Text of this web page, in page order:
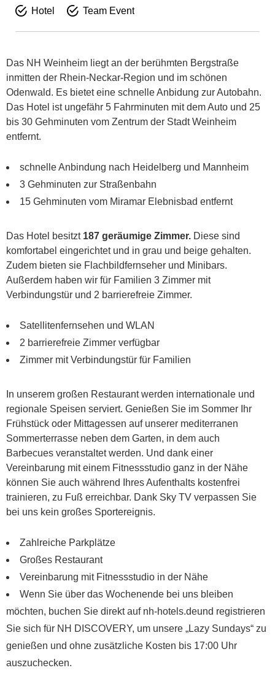
Hotel Team Event
Das NH Weinheim liegt an der berühmten Bergstraße
inmitten der Rhein-Neckar-Region und im schönen
Odenwald. Es bietet eine schnelle Anbidung zur Autobahn.
Das Hotel ist ungefähr 5 Fahrminuten mit dem Auto und 25
bis 30 Gehminuten vom Zentrum der Stadt Weinheim
entfernt.
schnelle Anbindung nach Heidelberg und Mannheim
3 Gehminuten zur Straßenbahn
15 Gehminuten vom Miramar Elebnisbad entfernt
Das Hotel besitzt 187 geräumige Zimmer. Diese sind
komfortabel eingerichtet und in grau und beige gehalten.
Zudem bieten sie Flachbildfernseher und Minibars.
Außerdem haben wir für Familien 3 Zimmer mit
Verbindungstür und 2 barrierefreie Zimmer.
Satellitenfernsehen und WLAN
2 barrierefreie Zimmer verfügbar
Zimmer mit Verbindungstür für Familien
In unserem großen Restaurant werden internationale und
regionale Speisen serviert. Genießen Sie im Sommer Ihr
Frühstück oder Mittagessen auf unserer mediterranen
Sommerterrasse neben dem Garten, in dem auch
Barbecues veranstaltet werden. Und dank einer
Vereinbarung mit einem Fitnessstudio ganz in der Nähe
können Sie auch während Ihres Aufenthalts kostenfrei
trainieren, zu Fuß erreichbar. Dank Sky TV verpassen Sie
bei uns kein großes Sportereignis.
Zahlreiche Parkplätze
Großes Restaurant
Vereinbarung mit Fitnessstudio in der Nähe
Wenn Sie über das Wochenende bei uns bleiben
möchten, buchen Sie direkt auf nh-hotels.deund registrieren
Sie sich für NH DISCOVERY, um unsere „Lazy Sundays“ zu
genießen und ohne zusätzliche Kosten bis 17:00 Uhr
auszuchecken.